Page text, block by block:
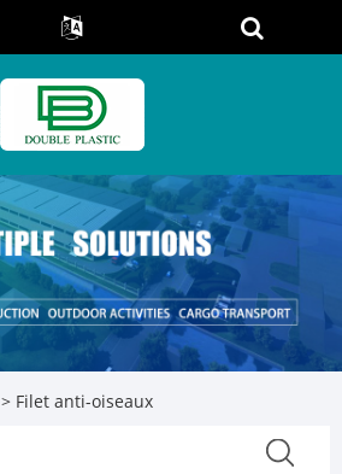
> Filet anti-oiseaux